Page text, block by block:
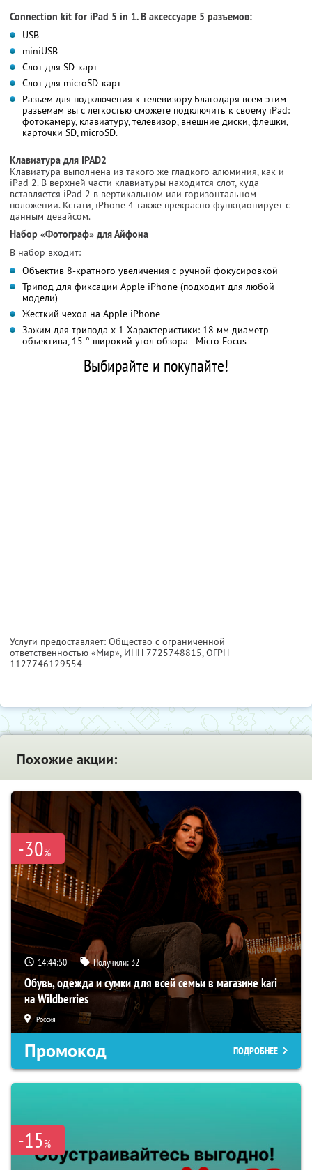
Connection kit for iPad 5 in 1. В аксессуаре 5 разъемов:
USB
miniUSB
Слот для SD-карт
Слот для microSD-карт
Разъем для подключения к телевизору Благодаря всем этим
разъемам вы с легкостью сможете подключить к своему iPad:
фотокамеру, клавиатуру, телевизор, внешние диски, флешки,
карточки SD, microSD.
Клавиатура для IPAD2
Клавиатура выполнена из такого же гладкого алюминия, как и
iPad 2. В верхней части клавиатуры находится слот, куда
вставляется iPad 2 в вертикальном или горизонтальном
положении. Кстати, iPhone 4 также прекрасно функционирует с
данным девайсом.
Набор «Фотограф» для Айфона
В набор входит:
Объектив 8-кратного увеличения с ручной фокусировкой
Трипод для фиксации Apple iPhone (подходит для любой
модели)
Жесткий чехол на Apple iPhone
Зажим для трипода x 1 Характеристики: 18 мм диаметр
объектива, 15 ° широкий угол обзора - Micro Focus
Выбирайте и покупайте!
Услуги предоставляет: Общество с ограниченной
ответственностью «Мир», ИНН 7725748815, ОГРН
1127746129554
Похожие акции:
-30%
14:44:49 Получили: 32
Обувь, одежда и сумки для всей семьи в магазине kari
на Wildberries
Россия
Промокод ПОДРОБНЕЕ
-15%